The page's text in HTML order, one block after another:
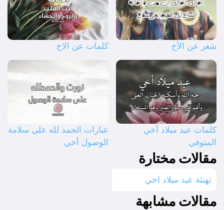
شعر عن الأخ كلمات عن الاخ
كلمات عيد ميلاد أخي
المتوفي
عبارات الحمد لله على سلامة
الوصول أخي
مقالات مختارة
تهنئة عيد ميلاد اخي
مقالات مشابهة